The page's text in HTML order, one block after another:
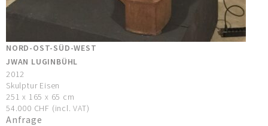
NORD-OST-SÜD-WEST
JWAN LUGINBÜHL
2012
Skulptur Eisen
251 x 165 x 65 cm
54.000 CHF (incl. VAT)
Anfrage